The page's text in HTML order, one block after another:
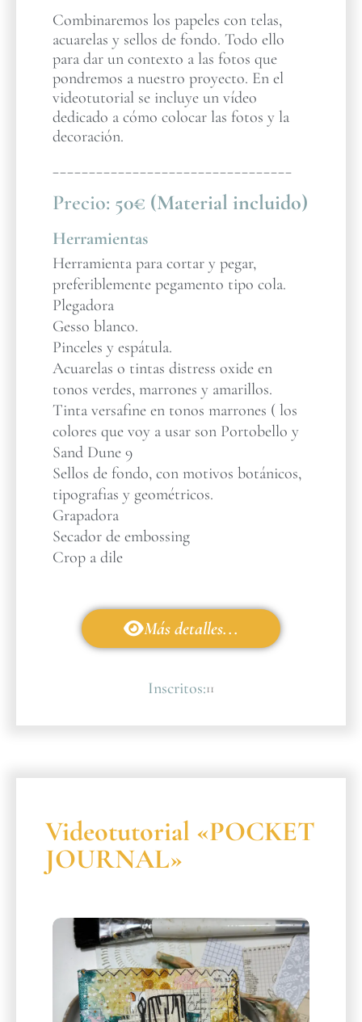
Combinaremos los papeles con telas,
acuarelas y sellos de fondo. Todo ello
para dar un contexto a las fotos que
pondremos a nuestro proyecto. En el
videotutorial se incluye un vídeo
dedicado a cómo colocar las fotos y la
decoración.
_________________________________
Precio: 50€ (Material incluido)
Herramientas
Herramienta para cortar y pegar,
preferiblemente pegamento tipo cola.
Plegadora
Gesso blanco.
Pinceles y espátula.
Acuarelas o tintas distress oxide en
tonos verdes, marrones y amarillos.
Tinta versafine en tonos marrones ( los
colores que voy a usar son Portobello y
Sand Dune 9
Sellos de fondo, con motivos botánicos,
tipografias y geométricos.
Grapadora
Secador de embossing
Crop a dile
Más detalles...
Inscritos:11
Videotutorial «POCKET
JOURNAL»